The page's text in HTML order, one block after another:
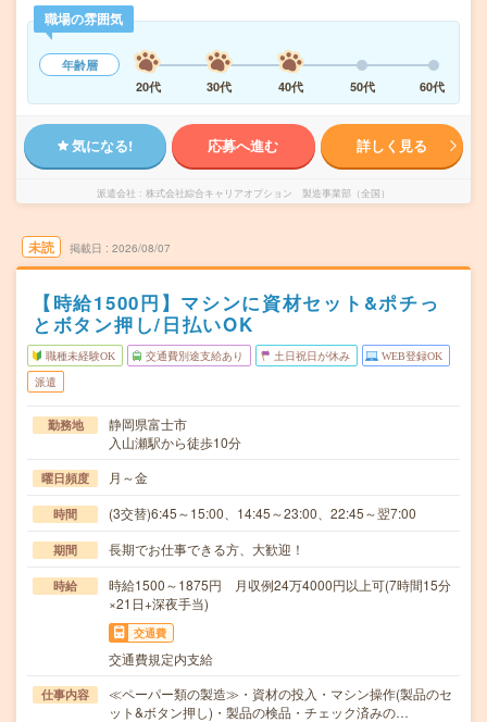
職場の雰囲気
年齢層
20代
30代 40代 50代 60代
気になる! 応募へ進む 詳しく見る
派遣会社 株式会社綜合キャリアオプション 製造事業部（全国）
未読 掲載日 2026/08/07
【時給1500円】マシンに資材セット&ポチっ
とボタン押し/日払いOK
職種未経験OK 交通費別途支給あり 土日祝日が休み WEB登録OK
派遣
勤務地
静岡県富士市
入山瀬駅から徒歩10分
曜日頻度 月～金
時間 (3交替)6:45～15:00、14:45～23:00、22:45～翌7:00
期間 長期でお仕事できる方、大歓迎！
時給
時給1500～1875円 月収例24万4000円以上可(7時間15分
×21日+深夜手当)
交通費
交通費規定内支給
仕事内容
≪ペーパー類の製造≫・資材の投入・マシン操作(製品のセ
ット&ボタン押し)・製品の検品・チェック済みの…